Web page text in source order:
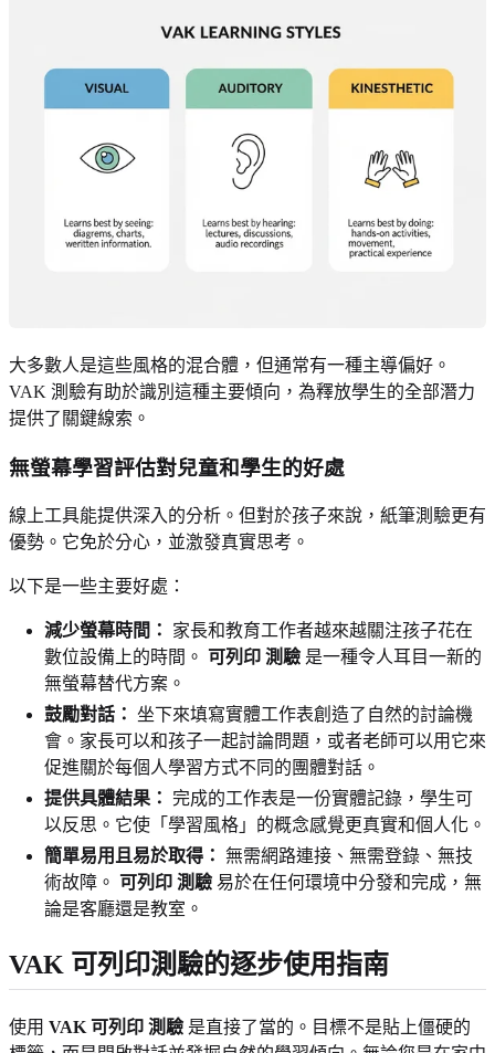
大多數人是這些風格的混合體，但通常有一種主導偏好。
VAK 測驗有助於識別這種主要傾向，為釋放學生的全部潛力
提供了關鍵線索。
無螢幕學習評估對兒童和學生的好處
線上工具能提供深入的分析。但對於孩子來說，紙筆測驗更有
優勢。它免於分心，並激發真實思考。
以下是一些主要好處：
減少螢幕時間：
家長和教育工作者越來越關注孩子花在
數位設備上的時間。 可列印 測驗 是一種令人耳目一新的
無螢幕替代方案。
鼓勵對話： 坐下來填寫實體工作表創造了自然的討論機
會。家長可以和孩子一起討論問題，或者老師可以用它來
促進關於每個人學習方式不同的團體對話。
提供具體結果： 完成的工作表是一份實體記錄，學生可
以反思。它使「學習風格」的概念感覺更真實和個人化。
簡單易用且易於取得： 無需網路連接、無需登錄、無技
術故障。 可列印 測驗 易於在任何環境中分發和完成，無
論是客廳還是教室。
VAK 可列印測驗的逐步使用指南
使用 VAK 可列印 測驗 是直接了當的。目標不是貼上僵硬的